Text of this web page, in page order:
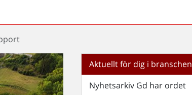
Aktuellt för dig i branschen
Nyhetsarkiv Gd har ordet